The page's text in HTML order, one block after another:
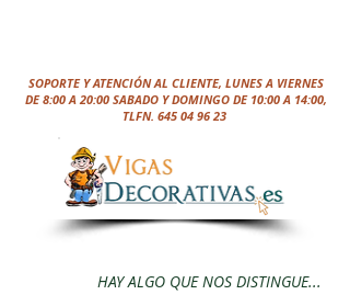
SOPORTE Y ATENCIÓN AL CLIENTE, LUNES A VIERNES
DE 8:00 A 20:00 SABADO Y DOMINGO DE 10:00 A 14:00,
TLFN. 645 04 96 23
HAY ALGO QUE NOS DISTINGUE...